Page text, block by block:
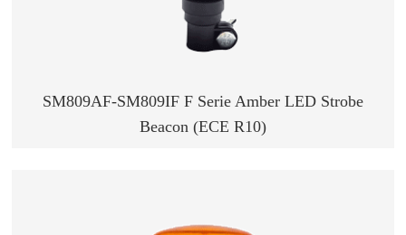
SM809AF-SM809IF F Serie Amber LED Strobe
Beacon (ECE R10)